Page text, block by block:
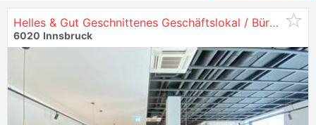
Helles & Gut Geschnittenes Geschäftslokal / Büro - in
6020 Innsbruck